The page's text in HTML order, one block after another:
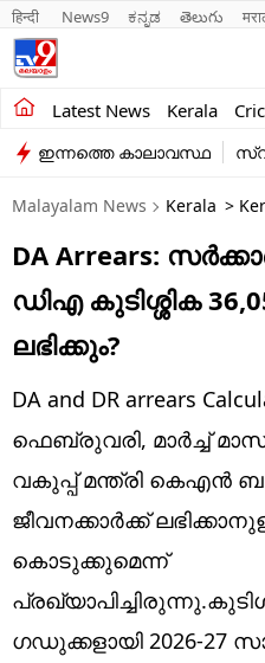
हिन्दी News9 ಕನ್ನಡ తెలుగు
Latest News Kerala
Kerala
India
Entertainment
Business
Education
Lifestyle
world
Technology
Religion
Web Story
ഇന്നത്തെ കാലാവസ്ഥ
Malayalam News Kerala >
DA Arrears:
ഡിഎ കുടിശ്ശിക
ലഭിക്കും?
DA and DR arrears
ഫെബ്രുവരി, മാർച്ച്
വകുപ്പ് മന്ത്രി കെഎൻ
ജീവനക്കാർക്ക്
കൊടുക്കുമെന്ന്
ഗഡുക്കളായി 2026-27